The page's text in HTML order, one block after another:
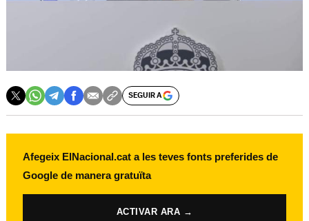
SEGUIR A
Afegeix ElNacional.cat a les teves fonts preferides de
Google de manera gratuïta
ACTIVAR ARA →